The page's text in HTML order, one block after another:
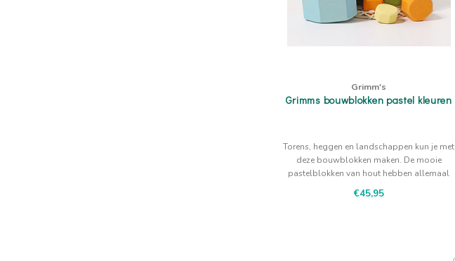
Grimm's
Grimms bouwblokken pastel kleuren
Torens, heggen en landschappen kun je met
deze bouwblokken maken. De mooie
pastelblokken van hout hebben allemaal
een verschillende vorm.
€45,95